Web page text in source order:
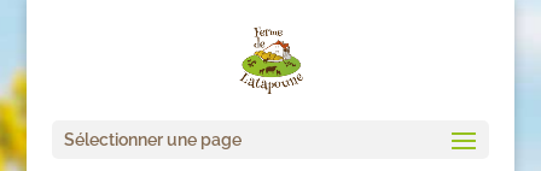
Sélectionner une page